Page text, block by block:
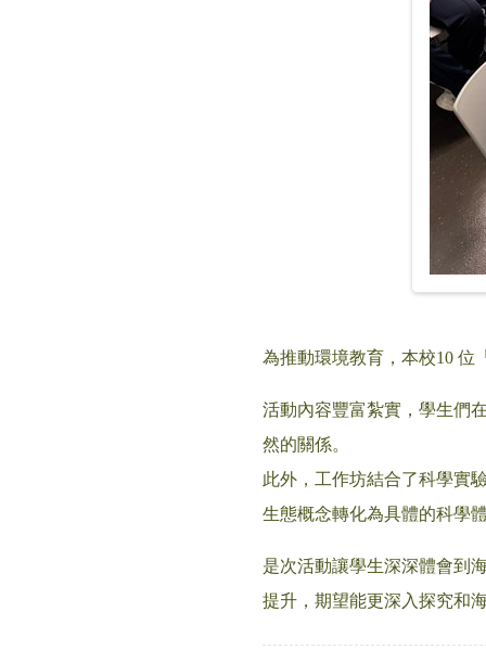
為推動環境教育，本校10 位
活動內容豐富紮實，學生們
然的關係。
此外，工作坊結合了科學實
生態概念轉化為具體的科學
是次活動讓學生深深體會到
提升，期望能更深入探究和